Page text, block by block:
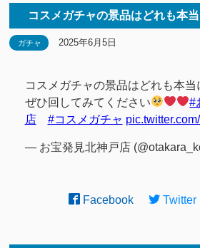
コスメガチャの景品はどれも本
ガチャ 2025年6月5日
コスメガチャの景品はどれも本
ぜひ回してみてください
#
店
#コスメガチャ
— お宝発見北神戸店
Facebook Twitter